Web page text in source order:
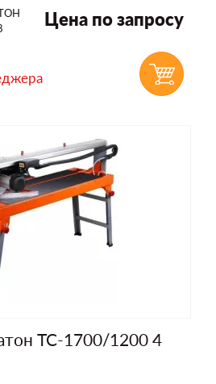
Цена по запросу
TC-1700/1200 4